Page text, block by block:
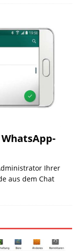
Ihrer
aus dem Chat